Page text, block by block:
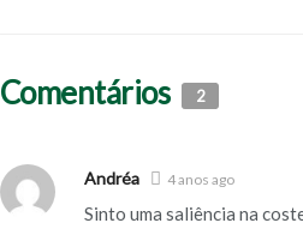
Comentários 2
Andréa 4 anos ago
Sinto uma saliência na